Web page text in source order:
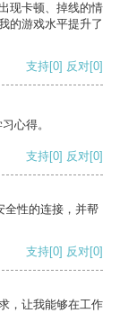
现卡顿、掉线的情
的游戏水平提升了
支持[0] 反对[0]
心得。
支持[0] 反对[0]
全性的连接，并帮
支持[0] 反对[0]
，让我能够在工作